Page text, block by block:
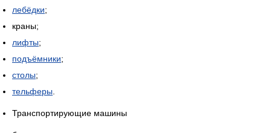
лебёдки;
краны;
лифты;
подъёмники;
столы;
тельферы.
Транспортирующие машины